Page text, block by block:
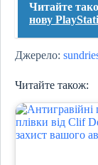
Читайте
нову
Джерело:
Читайте також: